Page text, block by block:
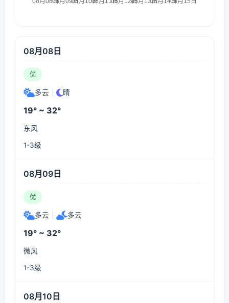
08月08日
优
多云 晴
19° ~ 32°
东风
1-3级
08月09日
优
多云 多云
19° ~ 32°
微风
1-3级
08月10日